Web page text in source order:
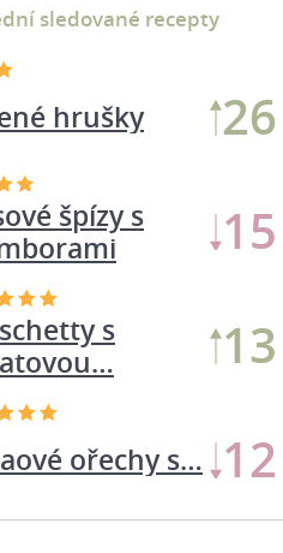
sledované recepty
špízy s
13
s
12
ořechy s… 11
hrušky 24